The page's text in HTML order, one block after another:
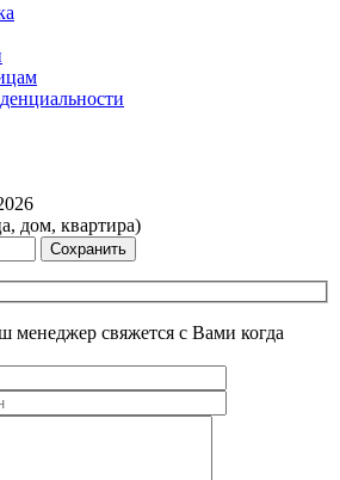
дом, квартира)
Сохранить
менеджер свяжется с Вами когда